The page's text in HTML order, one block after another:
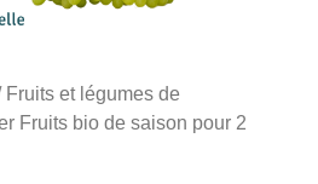
Fruits et légumes de
Fruits bio de saison pour 2